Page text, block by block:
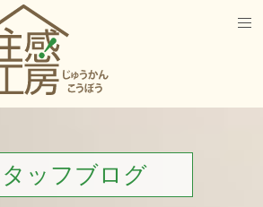
タッフブログ